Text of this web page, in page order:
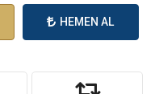
HEMEN AL